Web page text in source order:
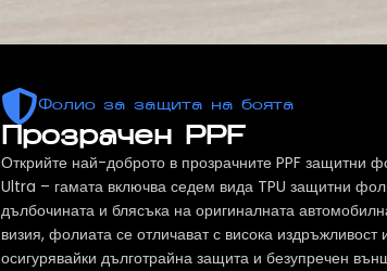
Фолио за защита на боята
Прозрачен PPF
Открийте най-доброто в прозрачните PPF защитни
Ultra – гамата включва седем вида TPU защитни
дълбочината и блясъка на оригиналната
визия, фолиата се отличават с висока издръжливост
осигурявайки дълготрайна защита и безупречен